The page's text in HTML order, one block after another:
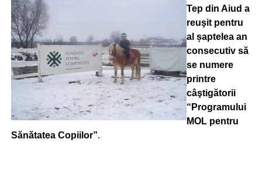
Tep din Aiud a
reuşit pentru
al șaptelea an
consecutiv să
se numere
printre
câştigătorii
“Programului
MOL pentru
Sănătatea Copiilor”.